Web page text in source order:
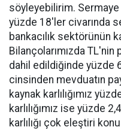
söyleyebilirim.
yüzde 18'ler civarında
bankacılık sektörünün
Bilançolarımızda TL'nin
dahil edildiğinde yüzde
cinsinden mevduatın
kaynak karlılığımız
karlılığımız ise yüzde
karlılığı çok eleştiri